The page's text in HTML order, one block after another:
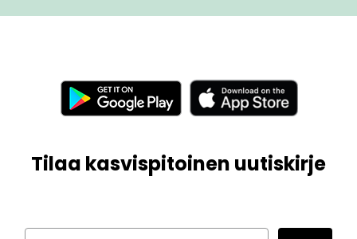
Tilaa kasvispitoinen uutiskirje